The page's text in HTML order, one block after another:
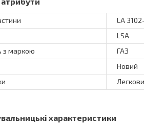
LA
LSA
з маркою
ГАЗ
Новий
характеристики